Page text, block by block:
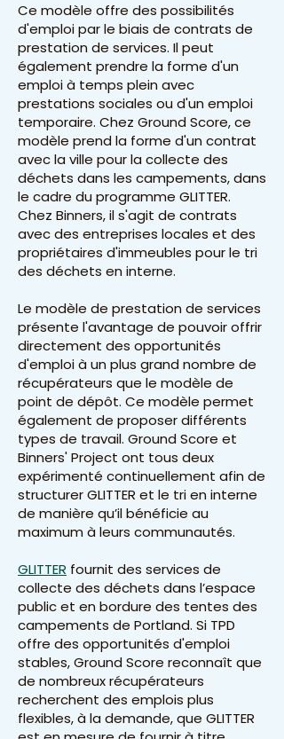
Ce modèle offre des possibilités
d'emploi par le biais de contrats de
prestation de services. Il peut
également prendre la forme d'un
emploi à temps plein avec
prestations sociales ou d'un emploi
temporaire. Chez Ground Score, ce
modèle prend la forme d'un contrat
avec la ville pour la collecte des
déchets dans les campements, dans
le cadre du programme GLITTER.
Chez Binners, il s'agit de contrats
avec des entreprises locales et des
propriétaires d'immeubles pour le tri
des déchets en interne.
Le modèle de prestation de services
présente l'avantage de pouvoir offrir
directement des opportunités
d'emploi à un plus grand nombre de
récupérateurs que le modèle de
point de dépôt. Ce modèle permet
également de proposer différents
types de travail. Ground Score et
Binners' Project ont tous deux
expérimenté continuellement afin de
structurer GLITTER et le tri en interne
de manière qu’il bénéficie au
maximum à leurs communautés.
GLITTER fournit des services de
collecte des déchets dans l’espace
public et en bordure des tentes des
campements de Portland. Si TPD
offre des opportunités d'emploi
stables, Ground Score reconnaît que
de nombreux récupérateurs
recherchent des emplois plus
flexibles, à la demande, que GLITTER